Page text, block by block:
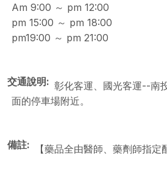
Am 9:00 ～ pm 12:00
pm 15:00 ～ pm 18:00
pm19:00 ～ pm 21:00
交通說明
彰化客運、國光客運--南
面的停車場附近。
備註 【藥品全由醫師、藥劑師指定